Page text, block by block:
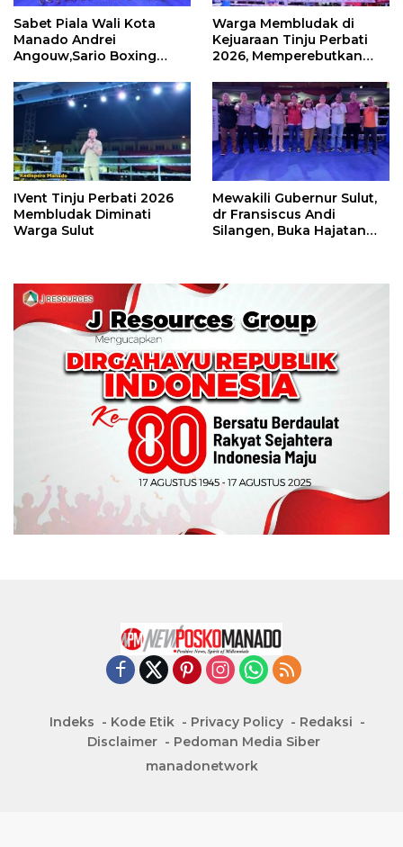
Sabet Piala Wali Kota
Manado Andrei
Angouw,Sario Boxing
Perbati 2026
Warga Membludak di
Kejuaraan Tinju Perbati
2026, Memperebutkan
IVent Tinju Perbati 2026
Membludak Diminati
Warga Sulut
Mewakili Gubernur Sulut,
dr Fransiscus Andi
Silangen, Buka Hajatan
Indeks Kode Etik Privacy Policy
Redaksi
Disclaimer
Pedoman Media Siber
manadonetwork